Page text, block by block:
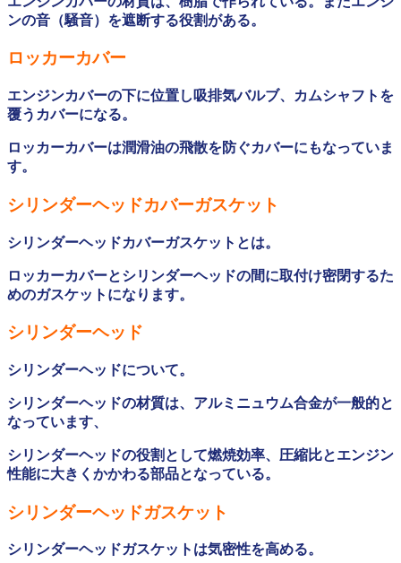
ンの音（騒音）を遮断する役割がある。
ロッカーカバー
エンジンカバーの下に位置し吸排気バルブ、カムシャフトを
覆うカバーになる。
ロッカーカバーは潤滑油の飛散を防ぐカバーにもなっていま
す。
シリンダーヘッドカバーガスケット
シリンダーヘッドカバーガスケットとは。
ロッカーカバーとシリンダーヘッドの間に取付け密閉するた
めのガスケットになります。
シリンダーヘッド
シリンダーヘッドについて。
シリンダーヘッドの材質は、アルミニュウム合金が一般的と
なっています、
シリンダーヘッドの役割として燃焼効率、圧縮比とエンジン
性能に大きくかかわる部品となっている。
シリンダーヘッドガスケット
シリンダーヘッドガスケットは気密性を高める。